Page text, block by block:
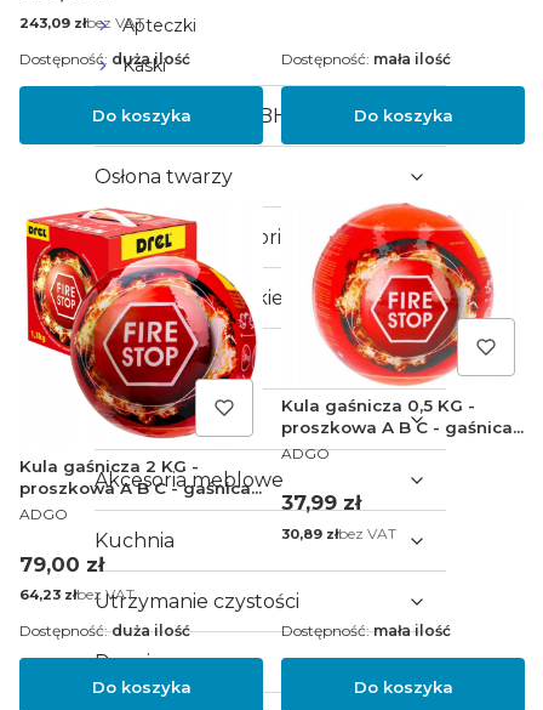
Apteczki
Kaski
Odzież robocza i BHP
Osłona twarzy
Elektryka i akcesoria
Akcesoria malarskie
Dom
Meble
Akcesoria meblowe
Kuchnia
Utrzymanie czystości
Drzwi
Cena
243,09 złbez VAT
Do koszyka
Dostępność: duża ilość
Do koszyka
Dostępność: mała ilość
Kula gaśnicza 2 KG -
proszkowa A B C - gaśnica
samochodowa / do domu /
warsztatu DREL
PRODUCENT
ADGO
Cena
79,00 zł
Cena
64,23 złbez VAT
Do koszyka
Dostępność:duża ilość
Kula gaśnicza 0,5 KG -
proszkowa A B C - gaśnica
samochodowa / do domu /
PRODUCENT
ADGO
Cena
37,99 zł
Cena
30,89 złbez VAT
Do koszyka
Dostępność:mała ilość